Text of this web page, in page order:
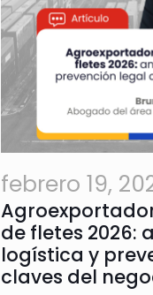
febrero 19,
de fletes 2026:
logística y
claves del